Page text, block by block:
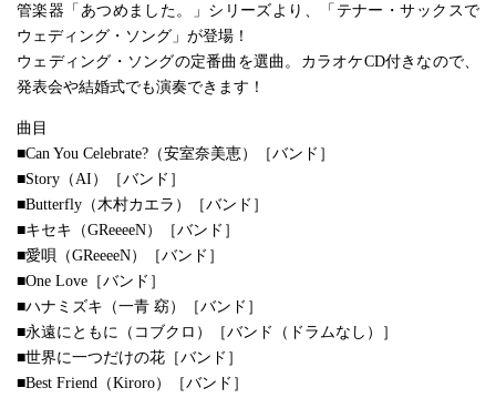
管楽器「あつめました。」シリーズより、「テナー・サックスで
ウェディング・ソング」が登場！
ウェディング・ソングの定番曲を選曲。カラオケCD付きなので、
発表会や結婚式でも演奏できます！
曲目
■Can You Celebrate?（安室奈美恵）［バンド］
■Story（AI）［バンド］
■Butterfly（木村カエラ）［バンド］
■キセキ（GReeeeN）［バンド］
■愛唄（GReeeeN）［バンド］
■One Love［バンド］
■ハナミズキ（一青 窈）［バンド］
■永遠にともに（コブクロ）［バンド（ドラムなし）］
■世界に一つだけの花［バンド］
■Best Friend（Kiroro）［バンド］